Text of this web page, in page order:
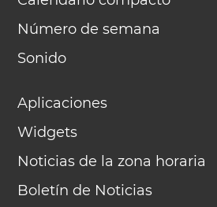
Número de semana
Sonido
Aplicaciones
Widgets
Noticias de la zona horaria
Boletín de Noticias